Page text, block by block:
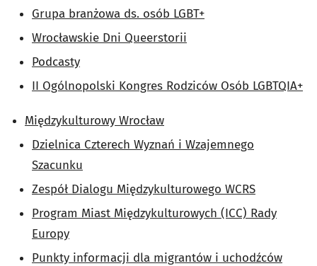
Grupa branżowa ds. osób LGBT+
Wrocławskie Dni Queerstorii
Podcasty
II Ogólnopolski Kongres Rodziców Osób LGBTQIA+
Międzykulturowy Wrocław
Dzielnica Czterech Wyznań i Wzajemnego
Szacunku
Zespół Dialogu Międzykulturowego WCRS
Program Miast Międzykulturowych (ICC) Rady
Europy
Punkty informacji dla migrantów i uchodźców